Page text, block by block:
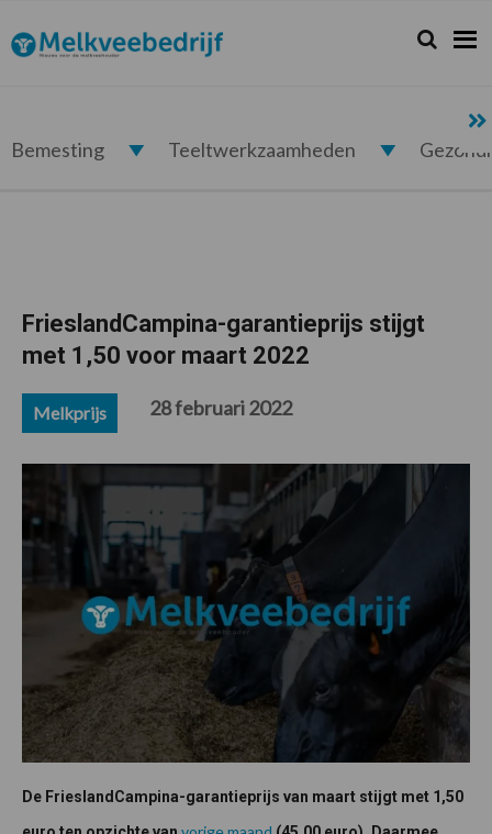
de
hoofdnavigatie
de
hoofd
de
eerste
de
voettekst
Melkveebedrijf.nl Zoeken...
Zoek
Bemesting Teeltwerkzaamheden
FrieslandCampina-garantieprijs stijgt
met 1,50 voor maart 2022
Melkprijs 28 februari 2022
De FrieslandCampina-garantieprijs van maart stijgt met 1,50